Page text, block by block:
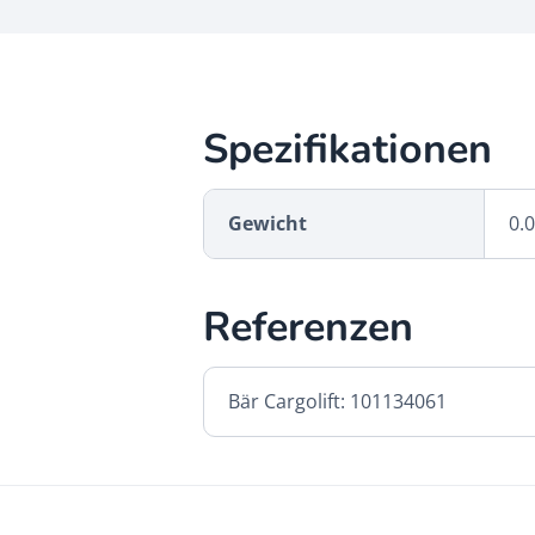
Spezifikationen
Gewicht
Referenzen
Bär Cargolift: 101134061